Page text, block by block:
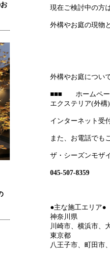
現在ご検討中の方
外構やお庭の現物
外構やお庭につい
■■■ ホームペー
エクステリア(外
インターネット受
また、お電話でも
ザ・シーズンモザ
045-507-8359
●主な施工エリア●
神奈川県
川崎市、横浜市、
東京都
八王子市、町田市